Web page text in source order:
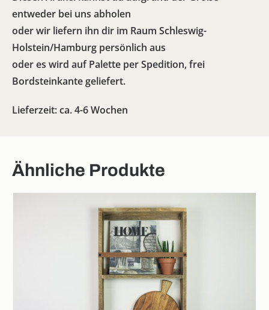
entweder bei uns abholen
oder wir liefern ihn dir im Raum Schleswig-
Holstein/Hamburg persönlich aus
oder es wird auf Palette per Spedition, frei
Bordsteinkante geliefert.
Lieferzeit: ca. 4-6 Wochen
Ähnliche Produkte